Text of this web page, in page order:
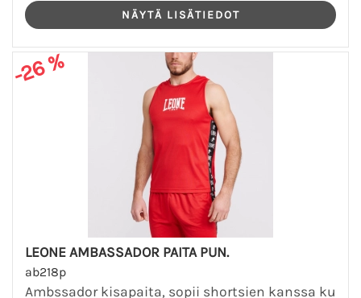
-26 %
LEONE AMBASSADOR PAITA PUN.
ab218p
Ambssador kisapaita, sopii shortsien kanssa ku